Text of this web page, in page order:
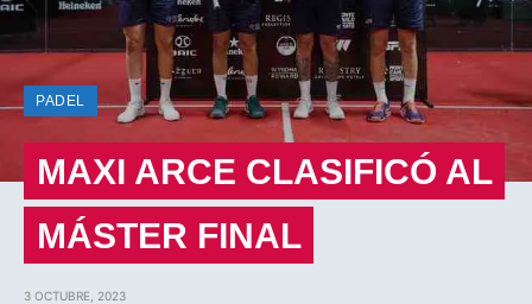
PADEL
MAXI ARCE CLASIFICÓ AL
MÁSTER FINAL
3 OCTUBRE, 2023